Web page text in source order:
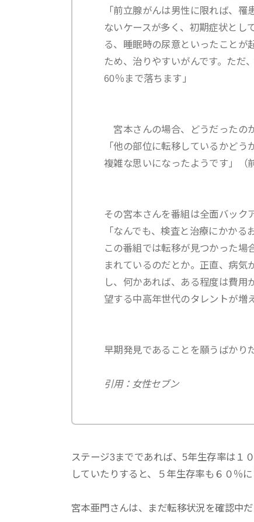
「前立腺がんは男性に限れば、
ないケースが多く、初期症状とし
る、睡眠時の尿意といったことが
ため、治りやすいがんです。ただ
60％まで落ちます」
宮本さんの場合、どうだったのか
「他の部位に転移しているかど
複雑な思いになったようです」（
その宮本さんを番組は全面バック
「なんでも、検査と治療にかかる
この番組では転移が見つかった場
まれているのだとか。正直、病気
し、何かあれば、ある程度は費用
望する中高年世代のタレントが増
早期発見であることを願うばかり
引用：女性セブン
ステージ3までであれば、5年生存率は１
していたりすると、５年生存率も６０％
宮本亜門さんは、まだ転移状況を確認中だ